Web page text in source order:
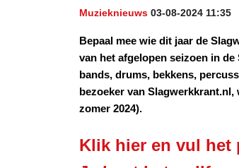
Muzieknieuws 03-08-2024 11:35
Bepaal mee wie dit jaar de
van het afgelopen seizoen in
bands, drums, bekkens,
bezoeker van
zomer 2024).
Klik hier en vul